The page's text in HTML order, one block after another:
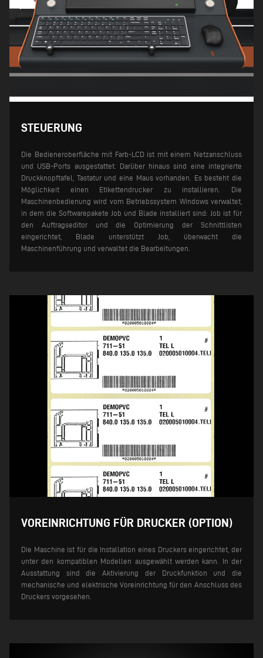
STEUERUNG
Die Bedieneroberfläche mit Farb-LCD ist mit einem Netzanschluss
und USB-Ports ausgestattet. Darüber hinaus sind eine integrierte
Druckknopftafel, Tastatur und eine Maus vorhanden. Es besteht die
Möglichkeit einen Etikettendrucker zu installieren. Die
Maschinenbedienung wird vom Betriebssystem Windows verwaltet,
in dem die Softwarepakete Job und Blade installiert sind: Job ist für
den Auftragseditor und die Optimierung der Schnittlisten
eingerichtet, Blade unterstützt Job, überwacht die
Maschinenführung und verwaltet die Bearbeitungen.
VOREINRICHTUNG FÜR DRUCKER (OPTION)
Die Maschine ist für die Installation eines Druckers eingerichtet, der
unter den kompatiblen Modellen ausgewählt werden kann. In der
Ausstattung sind die Aktivierung der Druckfunktion und die
mechanische und elektrische Voreinrichtung für den Anschluss des
Druckers vorgesehen.